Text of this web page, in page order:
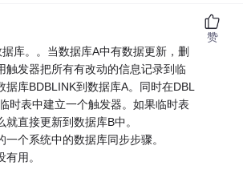
库。。当数据库A中有数据更新，删
触发器把所有有改动的信息记录到临
据库BDBLINK到数据库A。同时在DBL
时表中建立一个触发器。如果临时表
就直接更新到数据库B中。
一个系统中的数据库同步步骤。
用。
赞